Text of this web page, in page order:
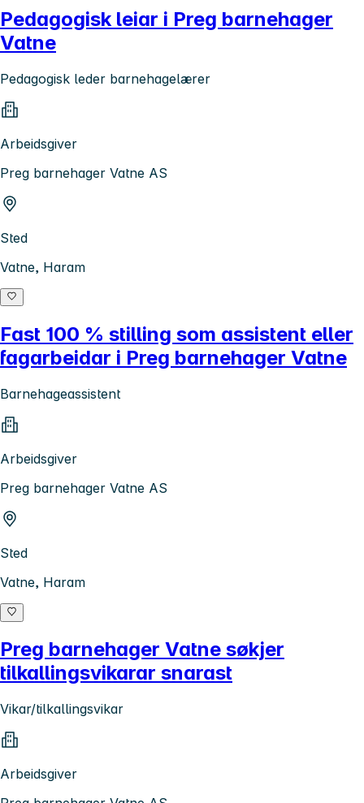
Pedagogisk leiar i Preg barnehager
Vatne
Pedagogisk leder barnehagelærer
Arbeidsgiver
Preg barnehager Vatne AS
Sted
Vatne, Haram
Fast 100 % stilling som assistent eller
fagarbeidar i Preg barnehager Vatne
Barnehageassistent
Arbeidsgiver
Preg barnehager Vatne AS
Sted
Vatne, Haram
Preg barnehager Vatne søkjer
tilkallingsvikarar snarast
Vikar/tilkallingsvikar
Arbeidsgiver